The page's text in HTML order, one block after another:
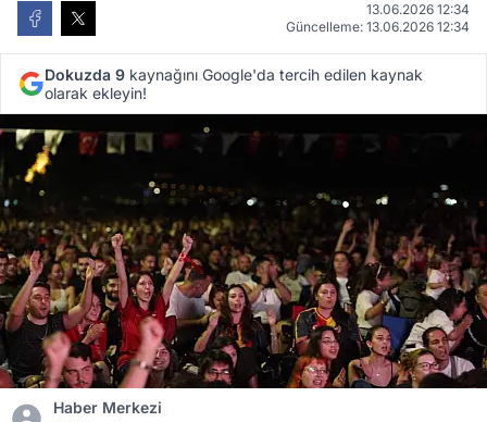
13.06.2026 12:34
Güncelleme: 13.06.2026 12:34
Dokuzda 9 kaynağını Google'da tercih edilen kaynak
olarak ekleyin!
Haber Merkezi